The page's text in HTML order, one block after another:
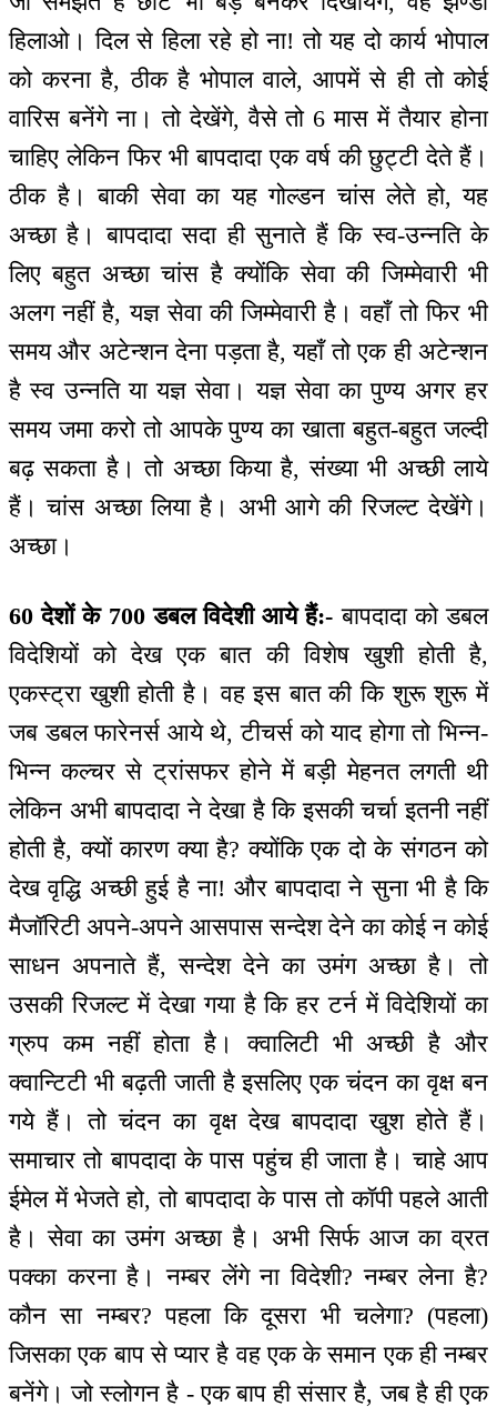
हिलाओ। दिल से हिला रहे हो ना! तो यह दो कार्य भोपाल
को करना है, ठीक है भोपाल वाले, आपमें से ही तो कोई
वारिस बनेंगे ना। तो देखेंगे, वैसे तो 6 मास में तैयार होना
चाहिए लेकिन फिर भी बापदादा एक वर्ष की छुट्टी देते हैं।
ठीक है। बाकी सेवा का यह गोल्डन चांस लेते हो, यह
अच्छा है। बापदादा सदा ही सुनाते हैं कि स्व-उन्नति के
लिए बहुत अच्छा चांस है क्योंकि सेवा की जिम्मेवारी भी
अलग नहीं है, यज्ञ सेवा की जिम्मेवारी है। वहाँ तो फिर भी
समय और अटेन्शन देना पड़ता है, यहाँ तो एक ही अटेन्शन
है स्व उन्नति या यज्ञ सेवा। यज्ञ सेवा का पुण्य अगर हर
समय जमा करो तो आपके पुण्य का खाता बहुत-बहुत जल्दी
बढ़ सकता है। तो अच्छा किया है, संख्या भी अच्छी लाये
हैं। चांस अच्छा लिया है। अभी आगे की रिजल्ट देखेंगे।
अच्छा।
60 देशों के 700 डबल विदेशी आये हैं:- बापदादा को डबल
विदेशियों को देख एक बात की विशेष खुशी होती है,
एकस्ट्रा खुशी होती है। वह इस बात की कि शुरू शुरू में
जब डबल फारेनर्स आये थे, टीचर्स को याद होगा तो भिन्न-
भिन्न कल्चर से ट्रांसफर होने में बड़ी मेहनत लगती थी
लेकिन अभी बापदादा ने देखा है कि इसकी चर्चा इतनी नहीं
होती है, क्यों कारण क्या है? क्योंकि एक दो के संगठन को
देख वृद्धि अच्छी हुई है ना! और बापदादा ने सुना भी है कि
मैजॉरिटी अपने-अपने आसपास सन्देश देने का कोई न कोई
साधन अपनाते हैं, सन्देश देने का उमंग अच्छा है। तो
उसकी रिजल्ट में देखा गया है कि हर टर्न में विदेशियों का
ग्रुप कम नहीं होता है। क्वालिटी भी अच्छी है और
क्वान्टिटी भी बढ़ती जाती है इसलिए एक चंदन का वृक्ष बन
गये हैं। तो चंदन का वृक्ष देख बापदादा खुश होते हैं।
समाचार तो बापदादा के पास पहुंच ही जाता है। चाहे आप
ईमेल में भेजते हो, तो बापदादा के पास तो कॉपी पहले आती
है। सेवा का उमंग अच्छा है। अभी सिर्फ आज का व्रत
पक्का करना है। नम्बर लेंगे ना विदेशी? नम्बर लेना है?
कौन सा नम्बर? पहला कि दूसरा भी चलेगा? (पहला)
जिसका एक बाप से प्यार है वह एक के समान एक ही नम्बर
बनेंगे। जो स्लोगन है - एक बाप ही संसार है, जब है ही एक